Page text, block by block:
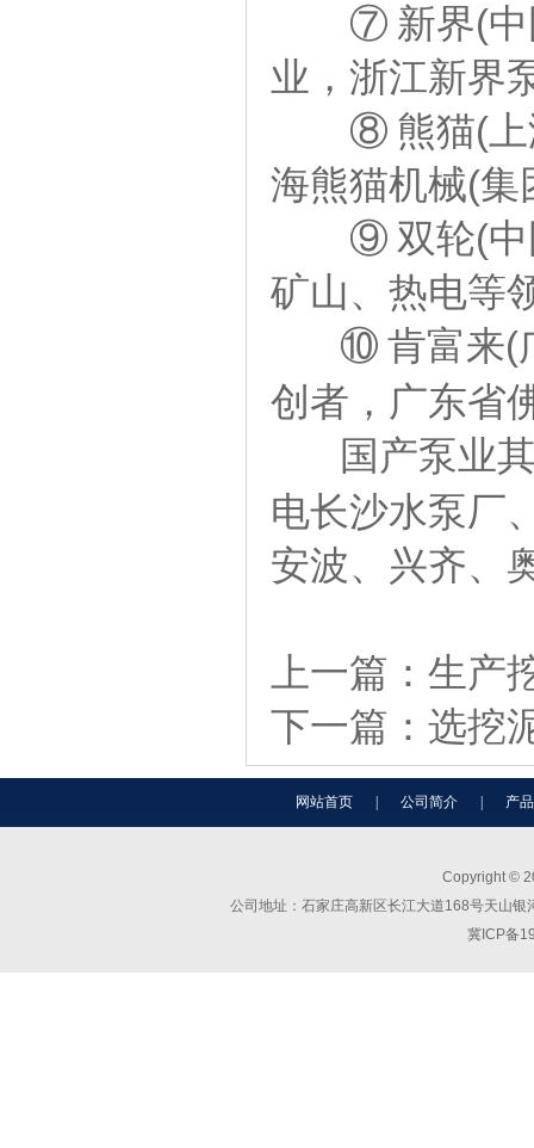
⑦ 新界(中国
业，浙江新界
⑧ 熊猫(上海
海熊猫机械(集
⑨ 双轮(中国
矿山、热电等
⑩ 肯富来(
创者，广东
国产泵业
电长沙水泵厂
安波、兴齐、
上一篇： 生产
下一篇： 选挖
网站首页 公司简介 产
Copyright ©
公司地址：石家庄高新区长江大道168号天
冀ICP备